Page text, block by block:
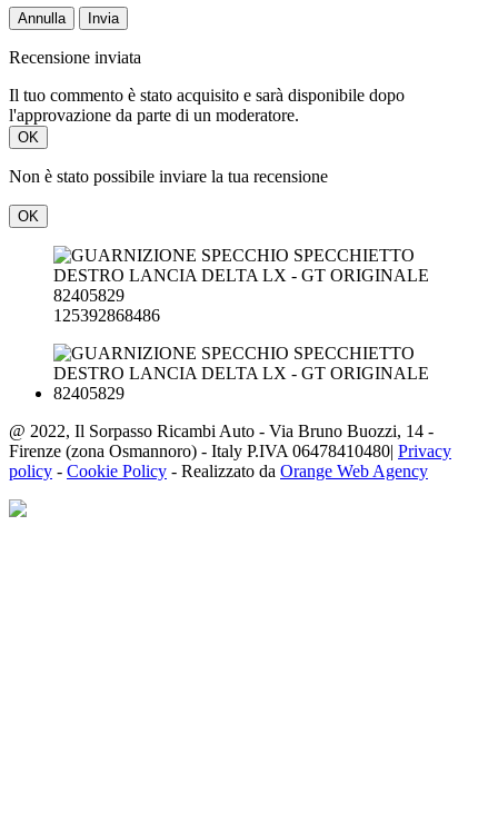
Annulla Invia
Recensione inviata
Il tuo commento è stato acquisito e sarà disponibile dopo
l'approvazione da parte di un moderatore.
OK
Non è stato possibile inviare la tua recensione
OK
125392868486
@ 2022, Il Sorpasso Ricambi Auto - Via Bruno Buozzi, 14 -
Firenze (zona Osmannoro) - Italy P.IVA 06478410480| Privacy
policy - Cookie Policy - Realizzato da Orange Web Agency